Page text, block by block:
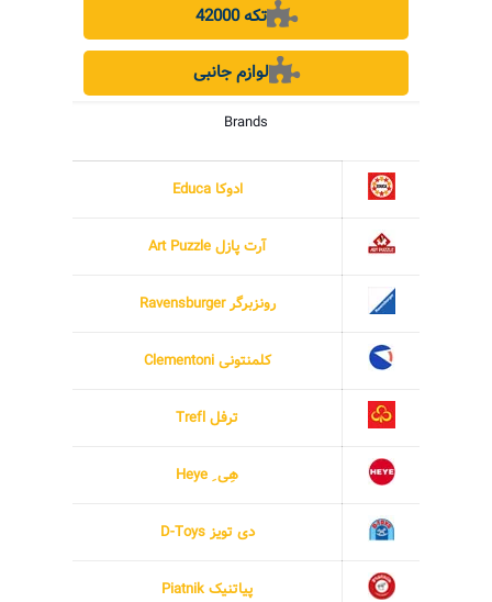
42000 تکه
لوازم جانبی
Brands
ادوکا Educa
آرت پازل Art Puzzle
رونزبرگر Ravensburger
کلمنتونی Clementoni
ترفل Trefl
هِی ِ Heye
دی تویز D-Toys
پیاتنیک Piatnik